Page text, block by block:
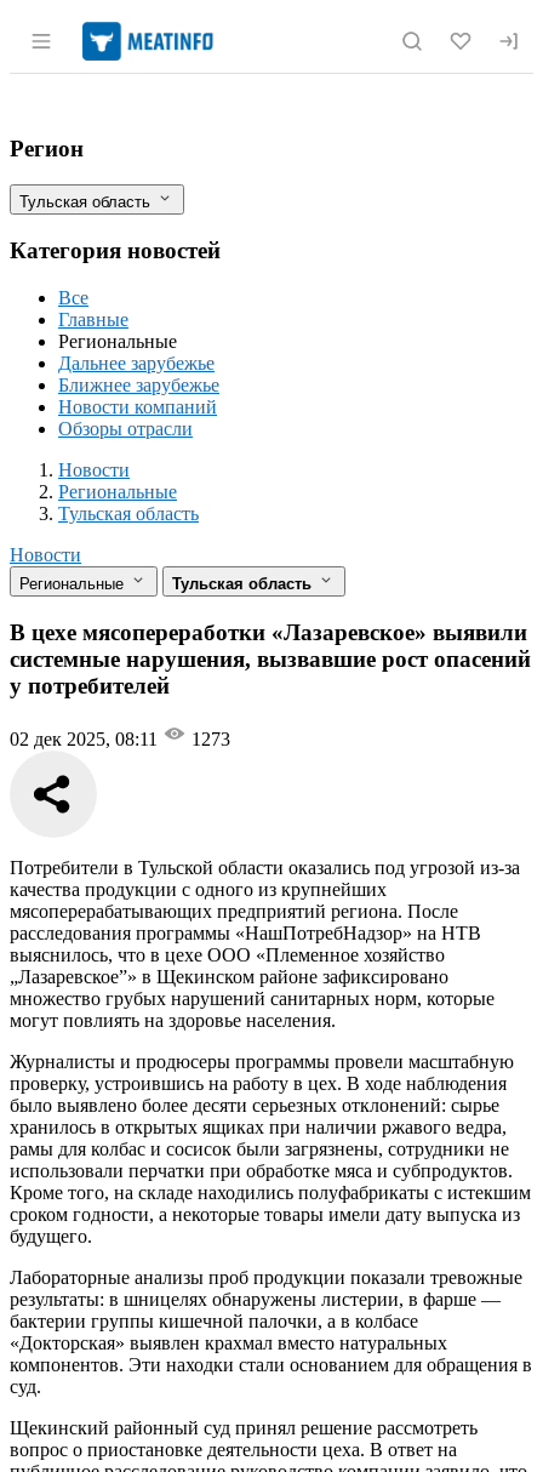
Раздел навигации по сайту
В цехе мясопереработки
Фильтры
Регион
Тульская область
Категория новостей
Все
Главные
Региональные
Дальнее зарубежье
Ближнее зарубежье
Новости компаний
Обзоры отрасли
Новости
Разделы
Новости
Региональные
Тульская область
Новости
Региональные Тульская область
В цехе мясопереработки «Лазаревское» выявили
системные нарушения, вызвавшие рост опасений
у потребителей
02 дек 2025, 08:11 1273
Потребители в Тульской области оказались под угрозой из-за
качества продукции с одного из крупнейших
мясоперерабатывающих предприятий региона. После
расследования программы «НашПотребНадзор» на НТВ
выяснилось, что в цехе ООО «Племенное хозяйство
„Лазаревское”» в Щекинском районе зафиксировано
множество грубых нарушений санитарных норм, которые
могут повлиять на здоровье населения.
Журналисты и продюсеры программы провели масштабную
проверку, устроившись на работу в цех. В ходе наблюдения
было выявлено более десяти серьезных отклонений: сырье
хранилось в открытых ящиках при наличии ржавого ведра,
рамы для колбас и сосисок были загрязнены, сотрудники не
использовали перчатки при обработке мяса и субпродуктов.
Кроме того, на складе находились полуфабрикаты с истекшим
сроком годности, а некоторые товары имели дату выпуска из
будущего.
Лабораторные анализы проб продукции показали тревожные
результаты: в шницелях обнаружены листерии, в фарше —
бактерии группы кишечной палочки, а в колбасе
«Докторская» выявлен крахмал вместо натуральных
компонентов. Эти находки стали основанием для обращения в
суд.
Щекинский районный суд принял решение рассмотреть
вопрос о приостановке деятельности цеха. В ответ на